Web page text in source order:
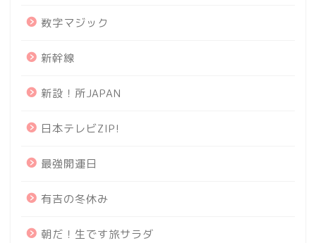
数字マジック
新幹線
新設！所JAPAN
日本テレビZIP!
最強開運日
有吉の冬休み
朝だ！生です旅サラダ